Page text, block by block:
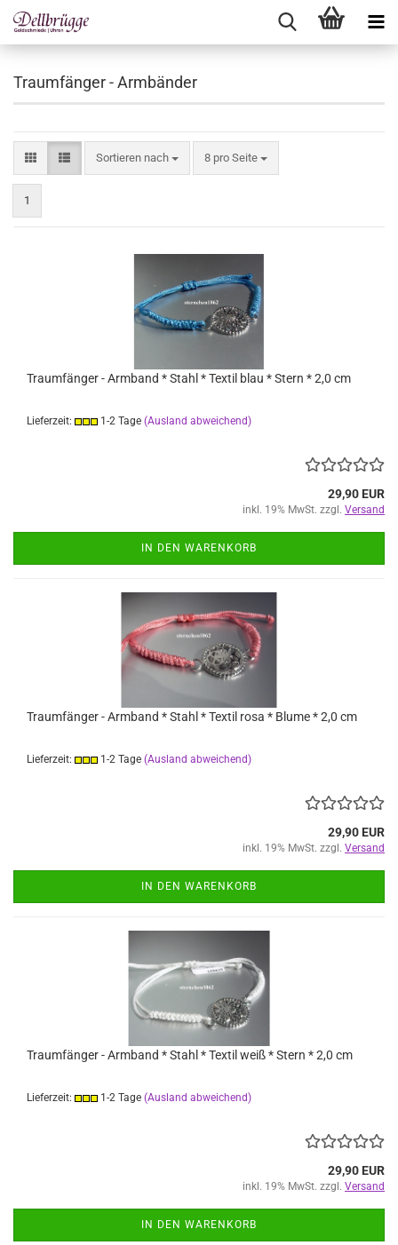
Traumfänger - Armbänder
Sortieren nach
Sortieren nach 8 pro Seite
pro Seite
1
Traumfänger - Armband * Stahl * Textil blau * Stern * 2,0 cm
Lieferzeit: 1-2 Tage (Ausland abweichend)
29,90 EUR
inkl. 19% MwSt. zzgl. Versand
IN DEN WARENKORB
Traumfänger - Armband * Stahl * Textil rosa * Blume * 2,0 cm
Lieferzeit: 1-2 Tage (Ausland abweichend)
29,90 EUR
inkl. 19% MwSt. zzgl. Versand
IN DEN WARENKORB
Traumfänger - Armband * Stahl * Textil weiß * Stern * 2,0 cm
Lieferzeit: 1-2 Tage (Ausland abweichend)
29,90 EUR
inkl. 19% MwSt. zzgl. Versand
IN DEN WARENKORB